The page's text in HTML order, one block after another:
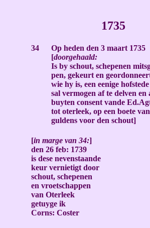
1735
34
Op heden den 3 maart 1735
[doorgehaald:
Is by schout, schepenen
pen, gekeurt en
wie hy is, een eenige
sal vermogen af te delven en
buyten consent vande
tot oterleek, op een boete
guldens voor den schout]
[in marge van 34:]
den 26 feb: 1739
is dese nevenstaande
keur vernietigt door
schout, schepenen
en vroetschappen
van Oterleek
getuyge ik
Corns: Coster